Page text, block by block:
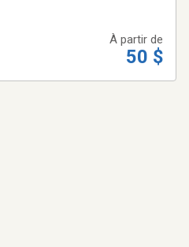
À partir de
50 $